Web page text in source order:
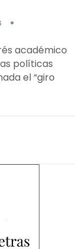
académico
políticas
el “giro